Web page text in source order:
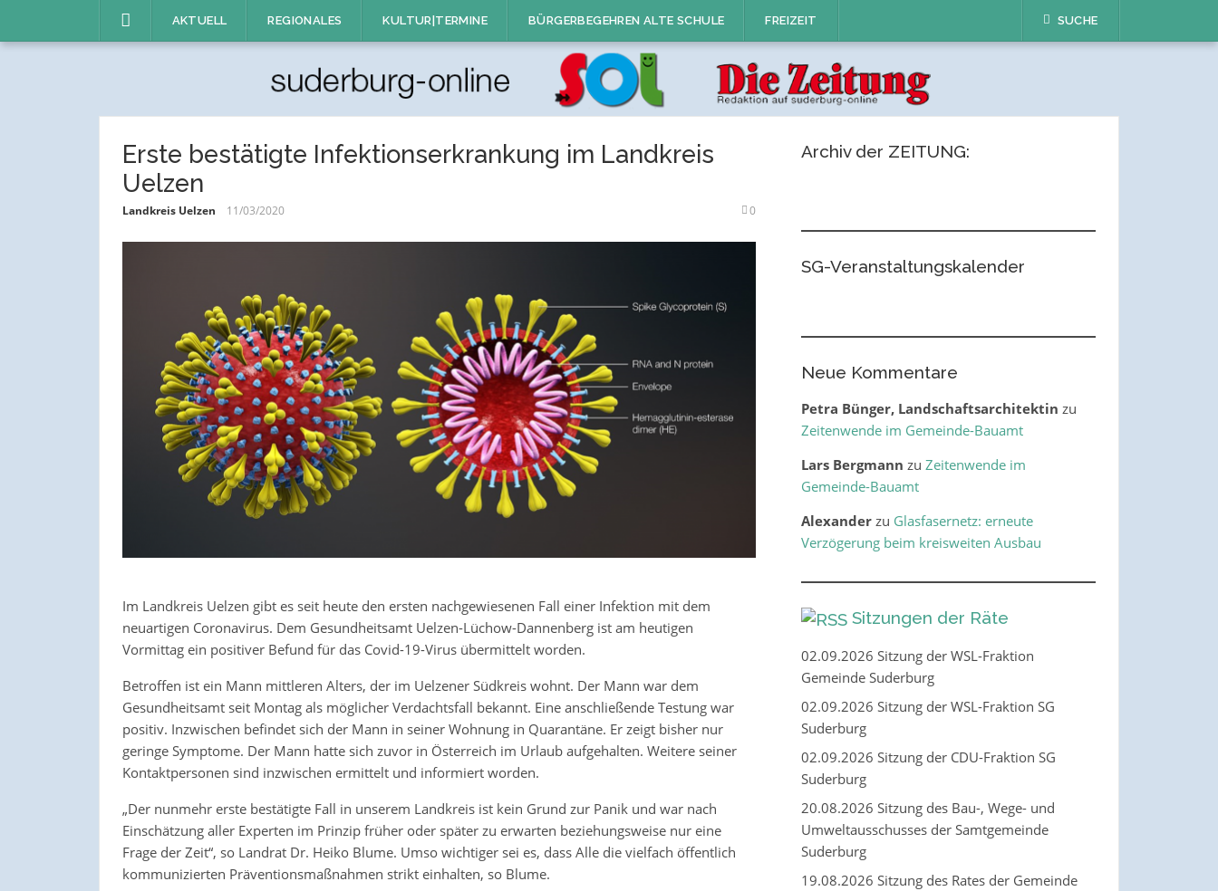
AKTUELL REGIONALES KULTUR|TERMINE BÜRGERBEGEHREN ALTE SCHULE FREIZEIT SUCHE
Erste bestätigte Infektionserkrankung im Landkreis
Uelzen
Landkreis Uelzen 11/03/2020 0
Im Landkreis Uelzen gibt es seit heute den ersten nachgewiesenen Fall einer Infektion mit dem
neuartigen Coronavirus. Dem Gesundheitsamt Uelzen-Lüchow-Dannenberg ist am heutigen
Vormittag ein positiver Befund für das Covid-19-Virus übermittelt worden.
Betroffen ist ein Mann mittleren Alters, der im Uelzener Südkreis wohnt. Der Mann war dem
Gesundheitsamt seit Montag als möglicher Verdachtsfall bekannt. Eine anschließende Testung war
positiv. Inzwischen befindet sich der Mann in seiner Wohnung in Quarantäne. Er zeigt bisher nur
geringe Symptome. Der Mann hatte sich zuvor in Österreich im Urlaub aufgehalten. Weitere seiner
Kontaktpersonen sind inzwischen ermittelt und informiert worden.
„Der nunmehr erste bestätigte Fall in unserem Landkreis ist kein Grund zur Panik und war nach
Einschätzung aller Experten im Prinzip früher oder später zu erwarten beziehungsweise nur eine
Frage der Zeit“, so Landrat Dr. Heiko Blume. Umso wichtiger sei es, dass Alle die vielfach öffentlich
kommunizierten Präventionsmaßnahmen strikt einhalten, so Blume.
Archiv der ZEITUNG:
SG-Veranstaltungskalender
Neue Kommentare
Petra Bünger, Landschaftsarchitektin zu
Zeitenwende im Gemeinde-Bauamt
Lars Bergmann zu Zeitenwende im
Gemeinde-Bauamt
Alexanderzu Glasfasernetz: erneute
Verzögerung beim kreisweiten Ausbau
Sitzungen der Räte
02.09.2026 Sitzung der WSL-Fraktion
Gemeinde Suderburg
02.09.2026 Sitzung der WSL-Fraktion SG
Suderburg
02.09.2026 Sitzung der CDU-Fraktion SG
Suderburg
20.08.2026 Sitzung des Bau-, Wege- und
Umweltausschusses der Samtgemeinde
Suderburg
19.08.2026 Sitzung des Rates der Gemeinde